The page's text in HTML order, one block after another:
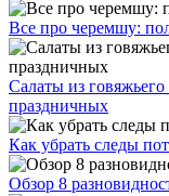
Все про черемшу:
Салаты из
праздничных
Как убрать следы
Обзор 8